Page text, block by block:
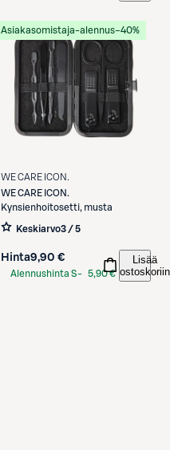
Asiakasomistaja-alennus−40%
WE CARE ICON.
WE CARE ICON.
Kynsienhoitosetti, musta
Keskiarvo3 / 5
Hinta9,90 €
Alennushinta S- 5,90 €
Lisää
ostoskoriin